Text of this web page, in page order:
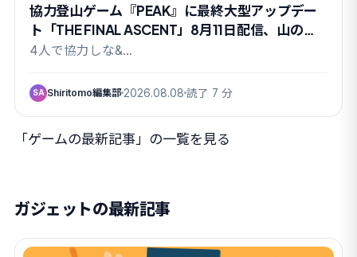
協力登山ゲーム『PEAK』に最終大型アップデー
ト「THE FINAL ASCENT」8月11日配信、山の日
に有終の美か
4人で協力しな&…
SA Shiritomo編集部 2026.08.08 読了 7 分
「ゲームの最新記事」の一覧を見る
ガジェットの最新記事